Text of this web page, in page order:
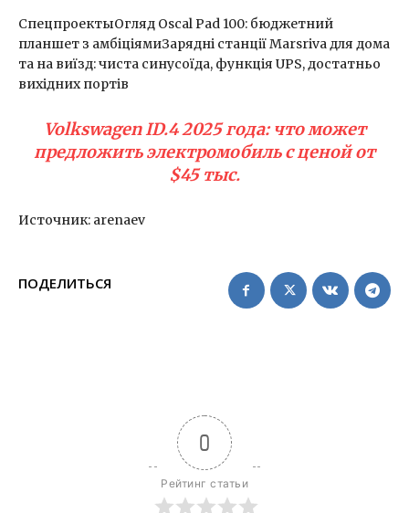
СпецпроектыОгляд Oscal Pad 100: бюджетний
планшет з амбіціямиЗарядні станції Marsriva для дома
та на виїзд: чиста синусоїда, функція UPS, достатньо
вихідних портів
Volkswagen ID.4 2025 года: что может
предложить электромобиль с ценой от
$45 тыс.
Источник: arenaev
ПОДЕЛИТЬСЯ
0
Рейтинг статьи